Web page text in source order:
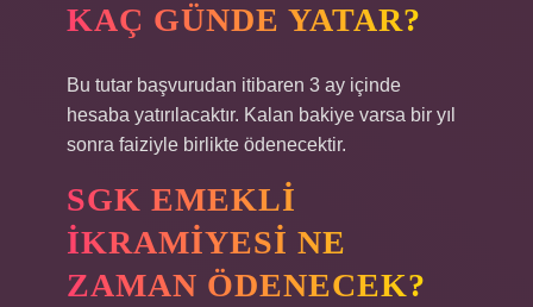
KAÇ GÜNDE YATAR?
Bu tutar başvurudan itibaren 3 ay içinde
hesaba yatırılacaktır. Kalan bakiye varsa bir yıl
sonra faiziyle birlikte ödenecektir.
SGK EMEKLI
IKRAMIYESI NE
ZAMAN ÖDENECEK?